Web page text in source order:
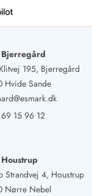
Bjerregård
195, Bjerregård
Hvide Sande
15 96 12
Strandvej 4, Houstrup
Nørre Nebel